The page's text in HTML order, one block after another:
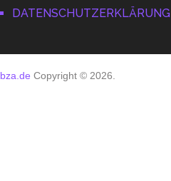
DATENSCHUTZERKLÄRUNG
bza.de Copyright © 2026.